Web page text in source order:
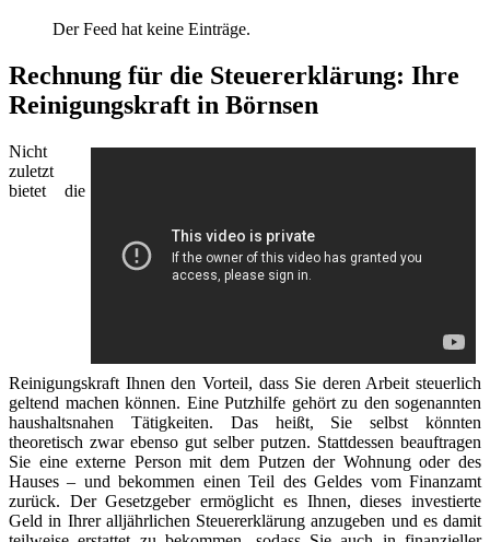
Der Feed hat keine Einträge.
Rechnung für die Steuererklärung: Ihre
Reinigungskraft in Börnsen
Nicht
zuletzt
bietet die
Reinigungskraft Ihnen den Vorteil, dass Sie deren Arbeit steuerlich
geltend machen können. Eine Putzhilfe gehört zu den sogenannten
haushaltsnahen Tätigkeiten. Das heißt, Sie selbst könnten
theoretisch zwar ebenso gut selber putzen. Stattdessen beauftragen
Sie eine externe Person mit dem Putzen der Wohnung oder des
Hauses – und bekommen einen Teil des Geldes vom Finanzamt
zurück. Der Gesetzgeber ermöglicht es Ihnen, dieses investierte
Geld in Ihrer alljährlichen Steuererklärung anzugeben und es damit